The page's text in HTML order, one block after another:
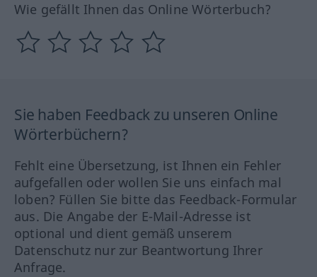
Wie gefällt Ihnen das Online Wörterbuch?
Sie haben Feedback zu unseren Online
Wörterbüchern?
Fehlt eine Übersetzung, ist Ihnen ein Fehler
aufgefallen oder wollen Sie uns einfach mal
loben? Füllen Sie bitte das Feedback-Formular
aus. Die Angabe der E-Mail-Adresse ist
optional und dient gemäß unserem
Datenschutz nur zur Beantwortung Ihrer
Anfrage.